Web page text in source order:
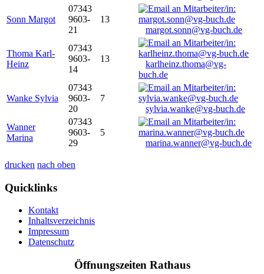
Sonn Margot
07343
9603-
21
13
margot.sonn@vg-buch.de
Thoma Karl-
Heinz
07343
9603-
14
13
karlheinz.thoma@vg-
buch.de
Wanke Sylvia
07343
9603-
20
7
sylvia.wanke@vg-buch.de
Wanner
Marina
07343
9603-
29
5
marina.wanner@vg-buch.de
drucken nach oben
Quicklinks
Kontakt
Inhaltsverzeichnis
Impressum
Datenschutz
Öffnungszeiten Rathaus